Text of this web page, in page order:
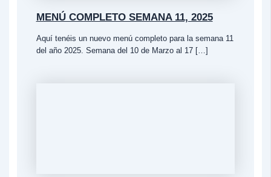
MENÚ COMPLETO SEMANA 11, 2025
Aquí tenéis un nuevo menú completo para la semana 11
del año 2025. Semana del 10 de Marzo al 17 […]